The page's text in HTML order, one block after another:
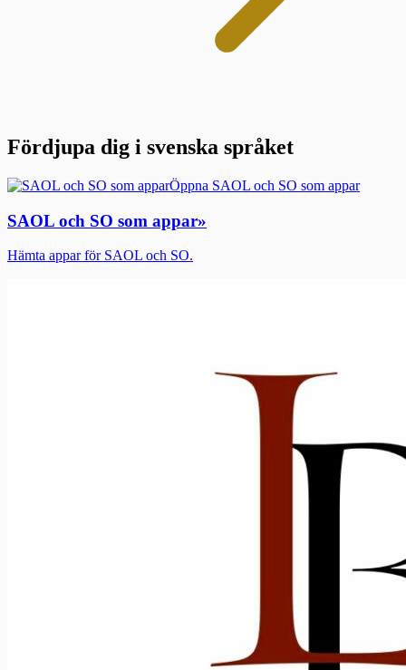
Fördjupa dig i svenska språket
Öppna SAOL och SO som appar
SAOL och SO som appar»
Hämta appar för SAOL och SO.